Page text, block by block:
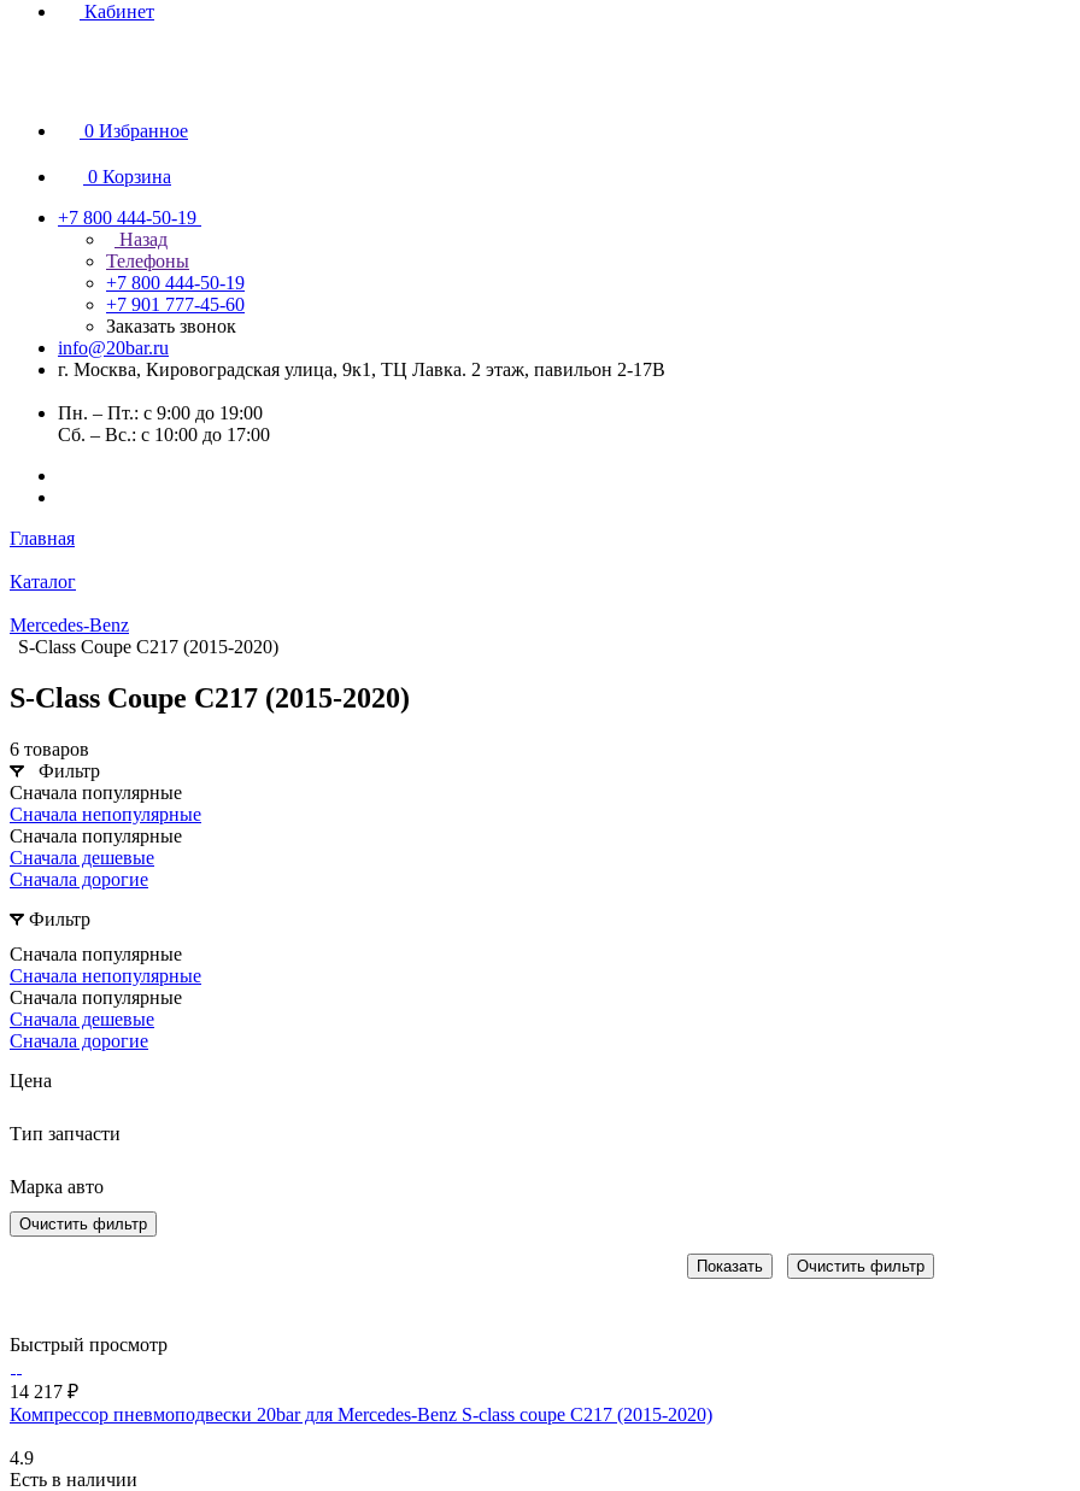
Кабинет
0 Избранное
0 Корзина
+7 800 444-50-19
Назад
Телефоны
+7 800 444-50-19
+7 901 777-45-60
Заказать звонок
info@20bar.ru
г. Москва, Кировоградская улица, 9к1, ТЦ Лавка. 2 этаж, павильон 2-17В
Пн. – Пт.: с 9:00 до 19:00
Сб. – Вс.: с 10:00 до 17:00
Главная
Каталог
Mercedes-Benz
S-Class Coupe C217 (2015-2020)
S-Class Coupe C217 (2015-2020)
6 товаров
Фильтр
Сначала популярные
Сначала непопулярные
Сначала популярные
Сначала дешевые
Сначала дорогие
Фильтр
Сначала популярные
Сначала непопулярные
Сначала популярные
Сначала дешевые
Сначала дорогие
Цена
Тип запчасти
Марка авто
Очистить фильтр
Очистить фильтр
Быстрый просмотр
14 217 ₽
Компрессор пневмоподвески 20bar для Mercedes-Benz S-class coupe C217 (2015-2020)
4.9
Есть в наличии